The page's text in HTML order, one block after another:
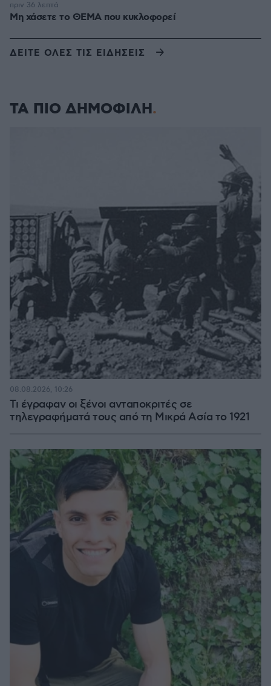
Μη χάσετε το ΘΕΜΑ που κυκλοφορεί
πριν 36 λεπτά
ΔΕΙΤΕ ΟΛΕΣ ΤΙΣ ΕΙΔΗΣΕΙΣ
ΤΑ ΠΙΟ ΔΗΜΟΦΙΛΗ
Τι έγραφαν οι ξένοι ανταποκριτές σε
τηλεγραφήματά τους από τη Μικρά Ασία το 1921
08.08.2026, 10:26